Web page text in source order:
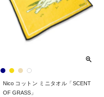
Nico コットン ミニタオル「SCENT
OF GRASS」